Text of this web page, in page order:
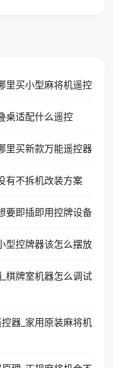
里买小型麻将机遥控
桌适配什么遥控
里买新款万能遥控器
有不拆机改装方案
要即插即用控牌设备
型控牌器该怎么摆放
棋牌室机器怎么调试
器_家用原装麻将机